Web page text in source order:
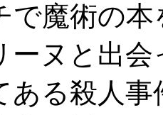
で魔術の
ーヌと出
ある殺人